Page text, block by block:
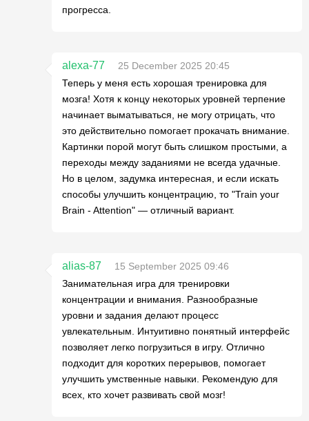
прогресса.
alexa-77
25 December 2025 20:45
Теперь у меня есть хорошая тренировка для
мозга! Хотя к концу некоторых уровней терпение
начинает выматываться, не могу отрицать, что
это действительно помогает прокачать внимание.
Картинки порой могут быть слишком простыми, а
переходы между заданиями не всегда удачные.
Но в целом, задумка интересная, и если искать
способы улучшить концентрацию, то "Train your
Brain - Attention" — отличный вариант.
alias-87
15 September 2025 09:46
Занимательная игра для тренировки
концентрации и внимания. Разнообразные
уровни и задания делают процесс
увлекательным. Интуитивно понятный интерфейс
позволяет легко погрузиться в игру. Отлично
подходит для коротких перерывов, помогает
улучшить умственные навыки. Рекомендую для
всех, кто хочет развивать свой мозг!